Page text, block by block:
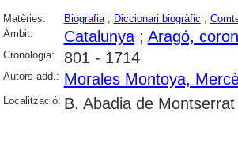
Matèries: Biografia; Diccionari biogràfic ;
Àmbit:
Catalunya; Aragó,
Cronologia: 801 - 1714
Autors add.: Morales Montoya,
Localització: B. Abadia de Montserrat